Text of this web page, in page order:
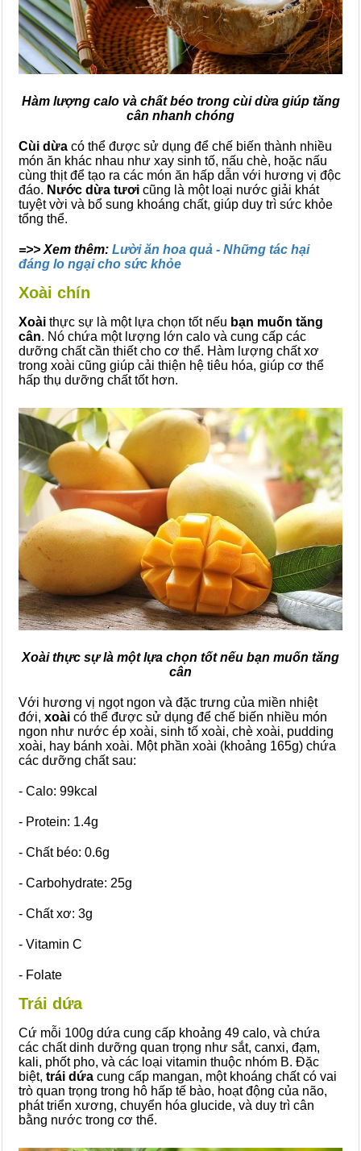
Hàm lượng calo và chất béo trong cùi dừa giúp tăng
cân nhanh chóng
Cùi dừa có thể được sử dụng để chế biến thành nhiều
món ăn khác nhau như xay sinh tố, nấu chè, hoặc nấu
cùng thịt để tạo ra các món ăn hấp dẫn với hương vị độc
đáo. Nước dừa tươi cũng là một loại nước giải khát
tuyệt vời và bổ sung khoáng chất, giúp duy trì sức khỏe
tổng thể.
=>> Xem thêm: Lười ăn hoa quả - Những tác hại
đáng lo ngại cho sức khỏe
Xoài chín
Xoài thực sự là một lựa chọn tốt nếu bạn muốn tăng
cân. Nó chứa một lượng lớn calo và cung cấp các
dưỡng chất cần thiết cho cơ thể. Hàm lượng chất xơ
trong xoài cũng giúp cải thiện hệ tiêu hóa, giúp cơ thể
hấp thụ dưỡng chất tốt hơn.
Xoài thực sự là một lựa chọn tốt nếu bạn muốn tăng
cân
Với hương vị ngọt ngon và đặc trưng của miền nhiệt
đới, xoài có thể được sử dụng để chế biến nhiều món
ngon như nước ép xoài, sinh tố xoài, chè xoài, pudding
xoài, hay bánh xoài. Một phần xoài (khoảng 165g) chứa
các dưỡng chất sau:
- Calo: 99kcal
- Protein: 1.4g
- Chất béo: 0.6g
- Carbohydrate: 25g
- Chất xơ: 3g
- Vitamin C
- Folate
Trái dứa
Cứ mỗi 100g dứa cung cấp khoảng 49 calo, và chứa
các chất dinh dưỡng quan trọng như sắt, canxi, đạm,
kali, phốt pho, và các loại vitamin thuộc nhóm B. Đặc
biệt, trái dứa cung cấp mangan, một khoáng chất có vai
trò quan trọng trong hô hấp tế bào, hoạt động của não,
phát triển xương, chuyển hóa glucide, và duy trì cân
bằng nước trong cơ thể.